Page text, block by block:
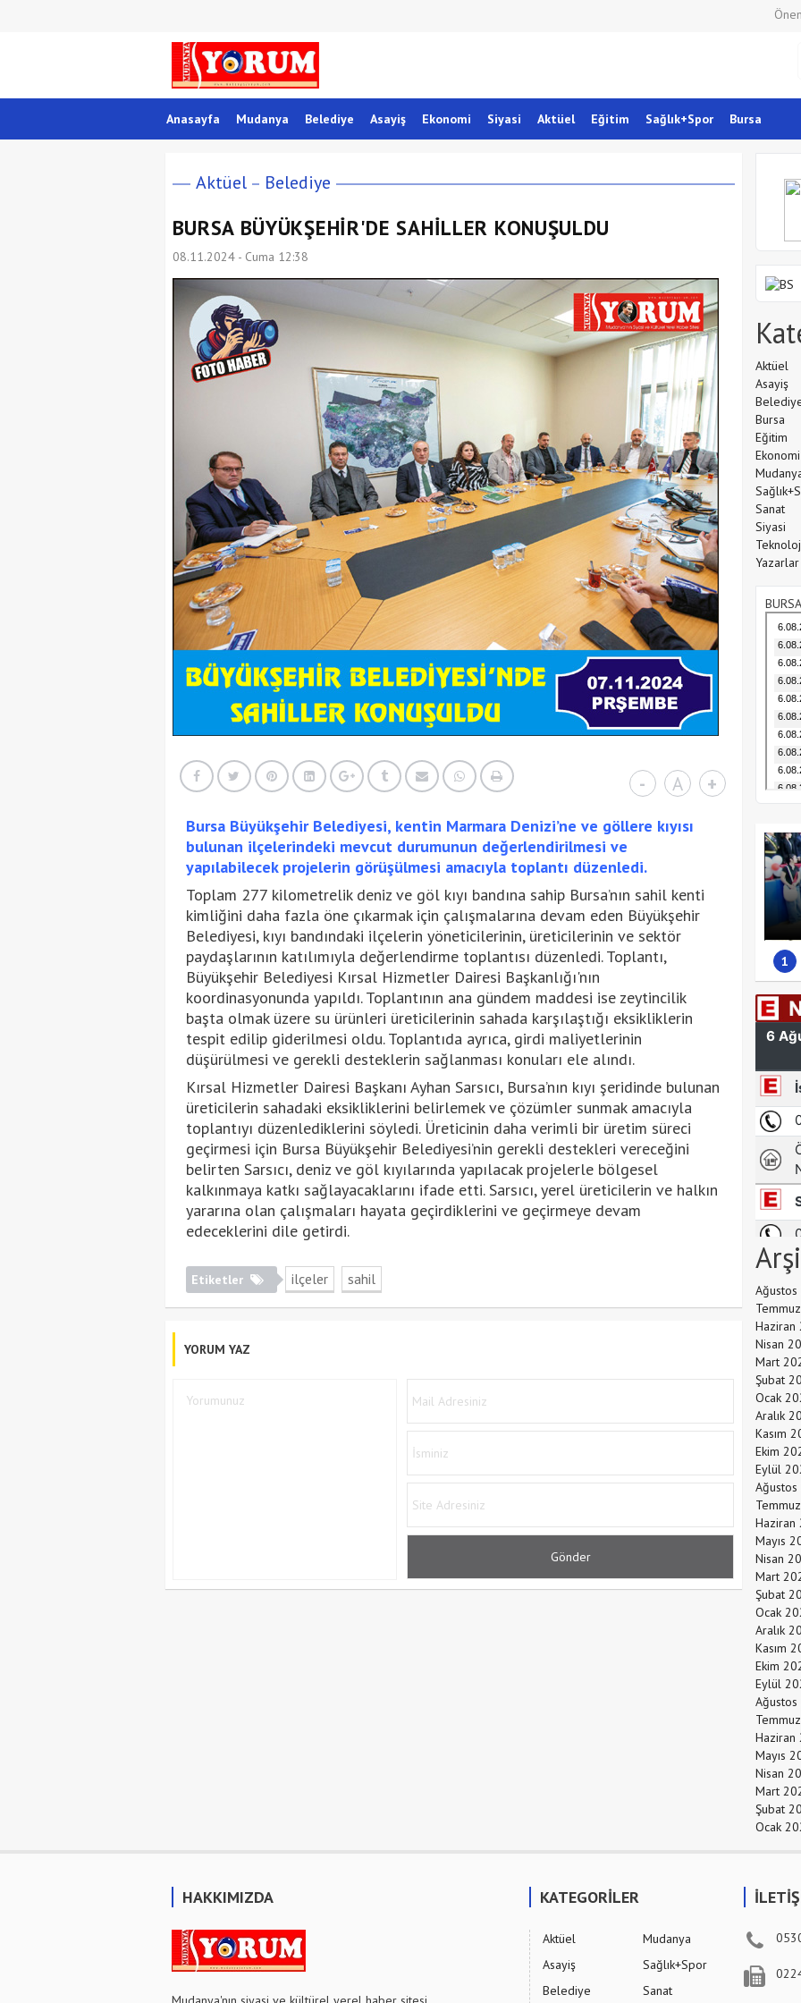
Anasayfa Mudanya Belediye Asayiş Ekonomi Siyasi Aktüel Eğitim Sağlık+Spor Bursa
Aktüel Belediye
BURSA BÜYÜKŞEHİR'DE SAHİLLER KONUŞULDU
08.11.2024 - Cuma 12:38
- A +
Bursa Büyükşehir Belediyesi, kentin Marmara Denizi’ne ve göllere kıyısı
bulunan ilçelerindeki mevcut durumunun değerlendirilmesi ve
yapılabilecek projelerin görüşülmesi amacıyla toplantı düzenledi.
Toplam 277 kilometrelik deniz ve göl kıyı bandına sahip Bursa’nın sahil kenti
kimliğini daha fazla öne çıkarmak için çalışmalarına devam eden Büyükşehir
Belediyesi, kıyı bandındaki ilçelerin yöneticilerinin, üreticilerinin ve sektör
paydaşlarının katılımıyla değerlendirme toplantısı düzenledi. Toplantı,
Büyükşehir Belediyesi Kırsal Hizmetler Dairesi Başkanlığı'nın
koordinasyonunda yapıldı. Toplantının ana gündem maddesi ise zeytincilik
başta olmak üzere su ürünleri üreticilerinin sahada karşılaştığı eksikliklerin
tespit edilip giderilmesi oldu. Toplantıda ayrıca, girdi maliyetlerinin
düşürülmesi ve gerekli desteklerin sağlanması konuları ele alındı.
Kırsal Hizmetler Dairesi Başkanı Ayhan Sarsıcı, Bursa’nın kıyı şeridinde bulunan
üreticilerin sahadaki eksikliklerini belirlemek ve çözümler sunmak amacıyla
toplantıyı düzenlediklerini söyledi. Üreticinin daha verimli bir üretim süreci
geçirmesi için Bursa Büyükşehir Belediyesi’nin gerekli destekleri vereceğini
belirten Sarsıcı, deniz ve göl kıyılarında yapılacak projelerle bölgesel
kalkınmaya katkı sağlayacaklarını ifade etti. Sarsıcı, yerel üreticilerin ve halkın
yararına olan çalışmaları hayata geçirdiklerini ve geçirmeye devam
edeceklerini dile getirdi.
Etiketler ilçeler sahil
YORUM YAZ
Aktüel
Asayiş
Bursa
Eğitim
Ekonomi
Sanat
Siyasi
Yazarlar
1
Haziran
Nisan
Mart
Şubat
Ocak
Aralık
Kasım
Ekim
Eylül
Haziran
Mayıs
Nisan
Mart
Şubat
Ocak
Aralık
Kasım
Ekim
Eylül
Haziran
Mayıs
Nisan
Mart
Şubat
Ocak
HAKKIMIZDA KATEGORİLER
Aktüel
Asayiş
Belediye
Mudanya
Sağlık+Spor
Sanat